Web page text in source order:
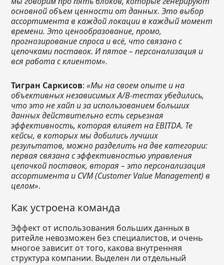
основной объем ценности от данных. Это выбор
ассортимента в каждой локации в каждый момент
времени. Это ценообразование, промо,
прогнозирование спроса и всё, что связано с
цепочками поставок. И пятое – персонализация и
вся работа с клиентом».
Тигран Саркисов:«Мы на своем опыте и на
объективных независимых A/B-тестах убедились,
что это не хайп и за использованием больших
данных действительно есть серьезная
эффективность, которая влияет наEBITDA. Те
кейсы, в которых мы добились лучших
результатов, можно разделить на две категории:
первая связана с эффективностью управления
цепочкой поставок, вторая – это персонализация
ассортимента и CVM (Customer Value Management) в
целом».
Как устроена команда
Эффект от использования больших данных в
ритейле невозможен без специалистов, и очень
многое зависит от того, какова внутренняя
структура компании. Выделен ли отдельный